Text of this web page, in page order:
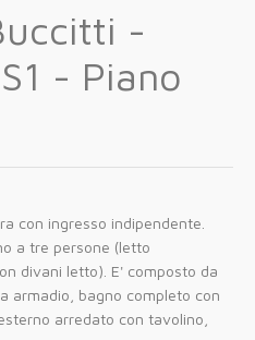
-
- Piano
con ingresso indipendente.
a tre persone (letto
divani letto). E' composto da
armadio, bagno completo con
arredato con tavolino,